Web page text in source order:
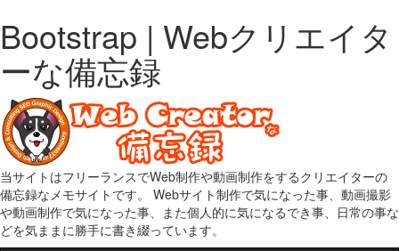
Bootstrap | Webクリエイタ
ーな備忘録
当サイトはフリーランスでWeb制作や動画制作をするクリエイターの
備忘録なメモサイトです。 Webサイト制作で気になった事、動画撮影
や動画制作で気になった事、また個人的に気になるでき事、日常の事な
どを気ままに勝手に書き綴っています。